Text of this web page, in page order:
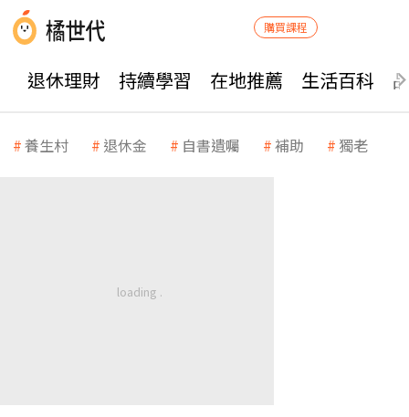
購買課程
退休理財 持續學習 在地推薦 生活百科
養生村 退休金 自書遺囑 補助 獨老